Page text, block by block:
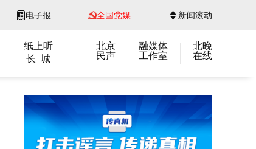
电子报 全国党媒 新闻滚动
纸上听
长 城
北京
民声
融媒体
工作室
北晚
在线